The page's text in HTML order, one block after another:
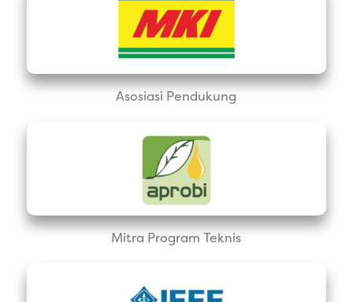
Asosiasi Pendukung
Mitra Program Teknis